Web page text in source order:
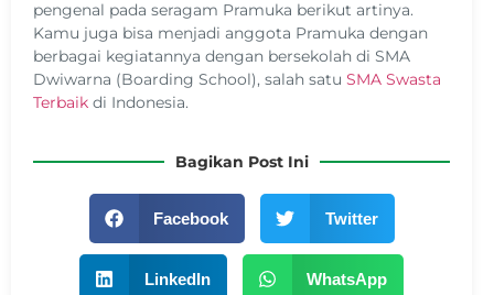
pengenal pada seragam Pramuka berikut artinya.
Kamu juga bisa menjadi anggota Pramuka dengan
berbagai kegiatannya dengan bersekolah di SMA
Dwiwarna (Boarding School), salah satu SMA Swasta
Terbaik di Indonesia.
Bagikan Post Ini
Facebook Twitter
LinkedIn WhatsApp